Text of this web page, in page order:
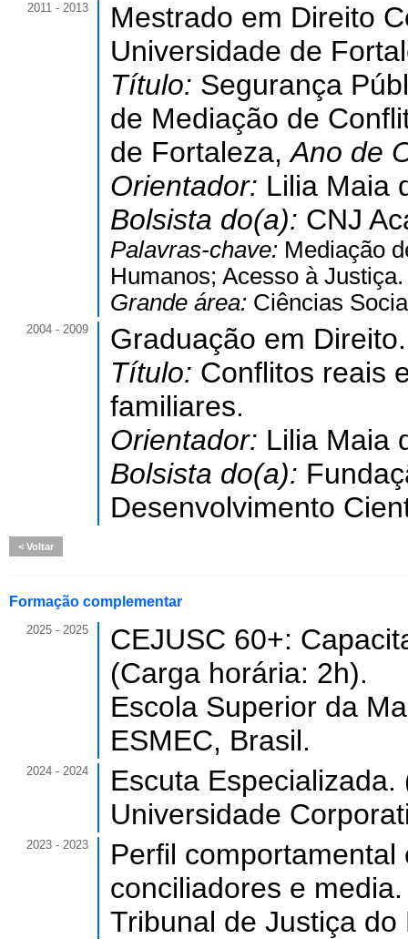
2011 - 2013
Mestrado em Direito
Universidade de
Título: Segurança
de Mediação de
de Fortaleza,Ano de
Orientador: Lilia Maia
Bolsista do(a): CNJ
Palavras-chave: Mediação
Humanos; Acesso à Justiça.
Grande área: Ciências
2004 - 2009
Graduação em Direito.
Título: Conflitos reais
familiares.
Orientador: Lilia Maia
Bolsista do(a):
Desenvolvimento
Voltar
Formação complementar
2025 - 2025
CEJUSC 60+:
(Carga horária: 2h).
Escola Superior da
ESMEC, Brasil.
2024 - 2024
Escuta
Universidade
2023 - 2023
Perfil
conciliadores e
Tribunal de Justiça